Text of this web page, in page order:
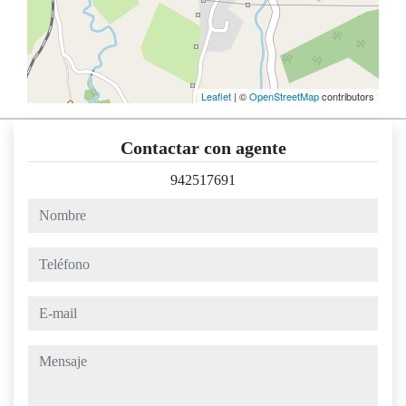
Leaflet | ©OpenStreetMapcontributors
Contactar con agente
942517691
nombre
teléfono
e-mail
mensaje